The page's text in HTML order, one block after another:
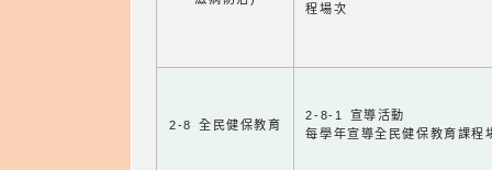
程場次
2-8 全民健保教育
2-8-1 宣導活動
每學年宣導全民健保教育課程